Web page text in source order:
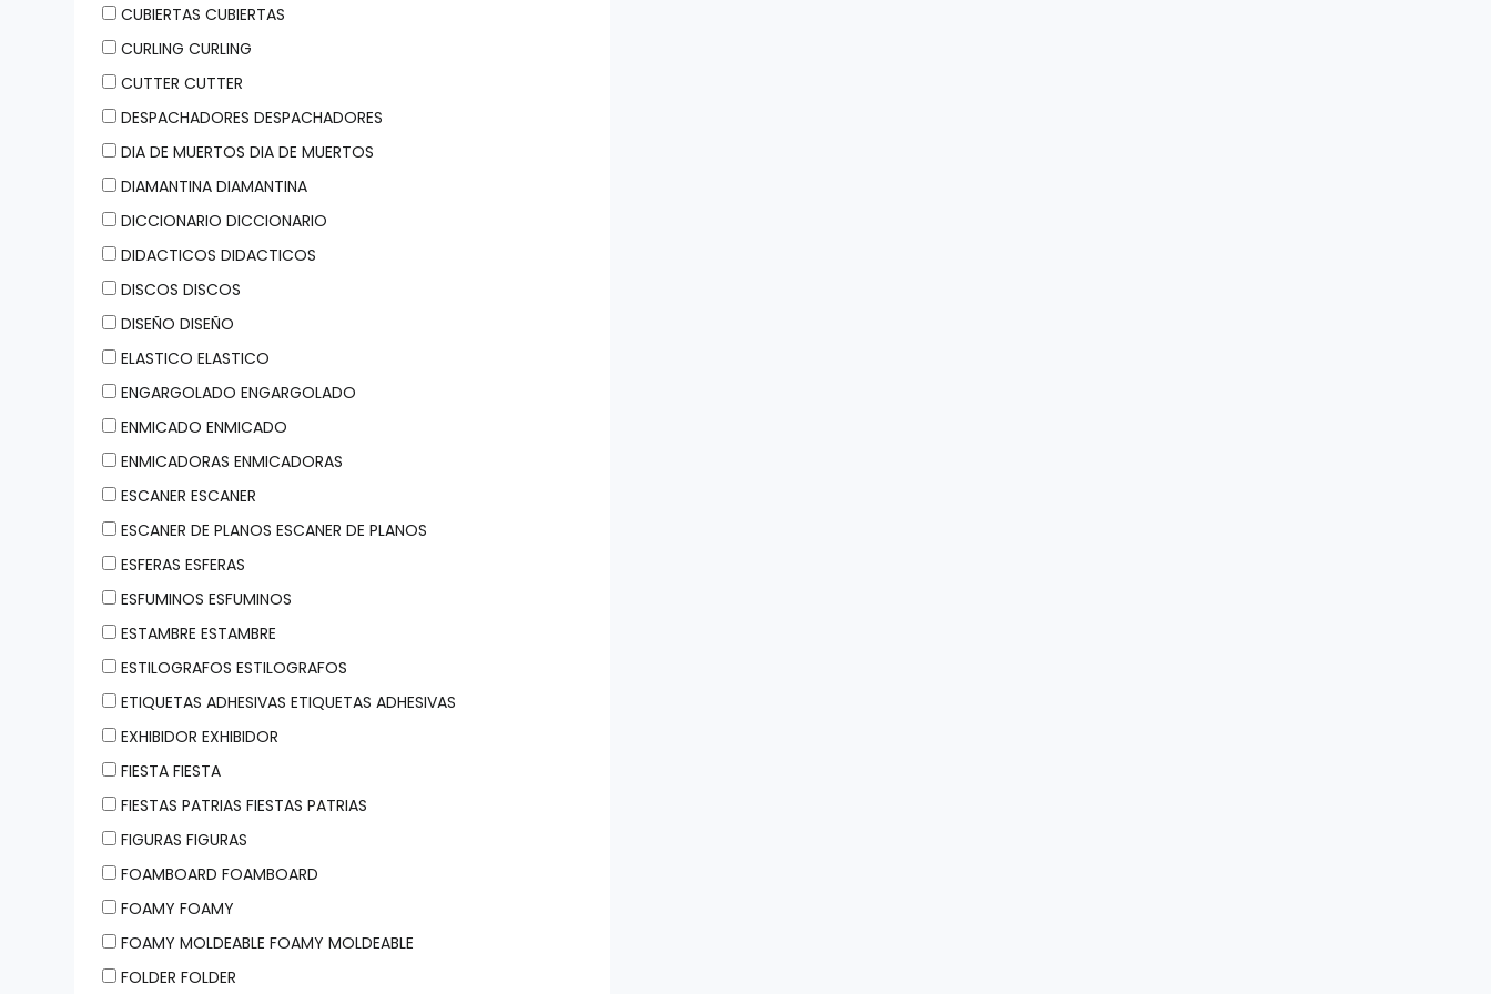
CUBIERTAS CUBIERTAS
CURLING CURLING
CUTTER CUTTER
DESPACHADORES DESPACHADORES
DIA DE MUERTOS DIA DE MUERTOS
DIAMANTINA DIAMANTINA
DICCIONARIO DICCIONARIO
DIDACTICOS DIDACTICOS
DISCOS DISCOS
DISEÑO DISEÑO
ELASTICO ELASTICO
ENGARGOLADO ENGARGOLADO
ENMICADO ENMICADO
ENMICADORAS ENMICADORAS
ESCANER ESCANER
ESCANER DE PLANOS ESCANER DE PLANOS
ESFERAS ESFERAS
ESFUMINOS ESFUMINOS
ESTAMBRE ESTAMBRE
ESTILOGRAFOS ESTILOGRAFOS
ETIQUETAS ADHESIVAS ETIQUETAS ADHESIVAS
EXHIBIDOR EXHIBIDOR
FIESTA FIESTA
FIESTAS PATRIAS FIESTAS PATRIAS
FIGURAS FIGURAS
FOAMBOARD FOAMBOARD
FOAMY FOAMY
FOAMY MOLDEABLE FOAMY MOLDEABLE
FOLDER FOLDER